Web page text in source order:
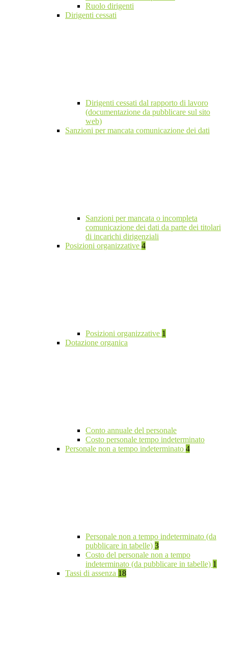
Ruolo dirigenti
Dirigenti cessati
Dirigenti cessati dal rapporto di lavoro
(documentazione da pubblicare sul sito
web)
Sanzioni per mancata comunicazione dei dati
Sanzioni per mancata o incompleta
comunicazione dei dati da parte dei titolari
di incarichi dirigenziali
Posizioni organizzative 4
Posizioni organizzative 1
Dotazione organica
Conto annuale del personale
Costo personale tempo indeterminato
Personale non a tempo indeterminato 4
Personale non a tempo indeterminato (da
pubblicare in tabelle) 3
Costo del personale non a tempo
indeterminato (da pubblicare in tabelle) 1
Tassi di assenza 18